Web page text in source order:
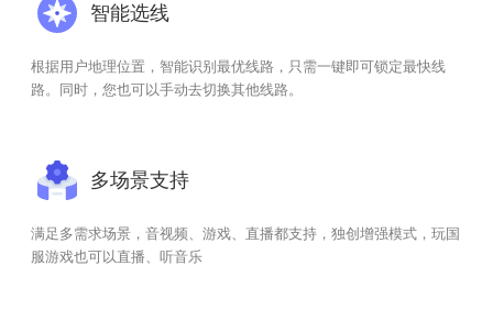
智能选线
根据用户地理位置，智能识别最优线路，只需一键即可锁定最快线
路。同时，您也可以手动去切换其他线路。
多场景支持
满足多需求场景，音视频、游戏、直播都支持，独创增强模式，玩国
服游戏也可以直播、听音乐